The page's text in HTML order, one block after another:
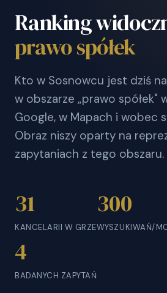
Ranking
prawo spółek
Kto w Sosnowcu jest dziś
w obszarze „prawo spółek"
Google, w Mapach i wobec
Obraz niszy oparty na
zapytaniach z tego obszaru.
31
KANCELARII W GRZE
300
WYSZUKIWAŃ/
4
BADANYCH ZAPYTAŃ